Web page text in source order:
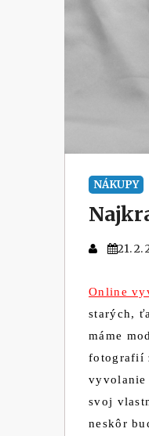
NÁKUPY
21. 2.
Online
starých,
máme
fotografií
vyvolanie
svoj
neskôr